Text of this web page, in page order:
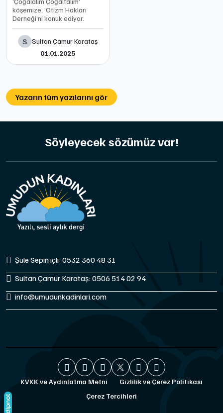
köşemize, ‘Otizm Hakları
Derneği’ni konuk ediyor.
S Sultan Çamur Karataş
01.01.2025
Yazarın tüm yazılarını gör
Söyleyecek sözümüz var!
Şule Sepin içli: 0532 360 48 31
Sultan Çamur Karataş: 0506 514 02 94
info@umudunkadinlari.com
KVKK ve Aydınlatma Metni
Gizlilik ve Çerez Politikası
Çerez Tercihleri